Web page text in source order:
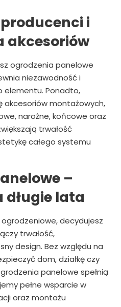
i
akcesoriów
ogrodzenia panelowe
niezawodność i
elementu. Ponadto,
akcesoriów montażowych,
narożne, końcowe oraz
trwałość
całego systemu
–
lata
decydujesz
trwałość,
design. Bez względu na
dom, działkę czy
panelowe spełnią
pełne wsparcie w
oraz montażu